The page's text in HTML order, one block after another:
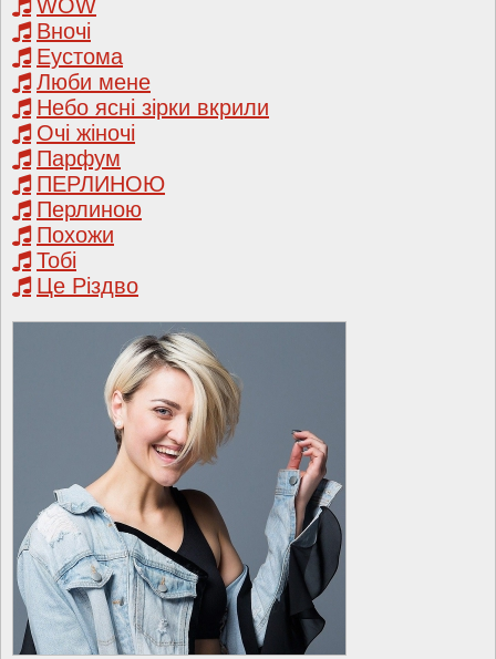
WOW
Вночі
Еустома
Люби мене
Небо ясні зірки вкрили
Очі жіночі
Парфум
ПЕРЛИНОЮ
Перлиною
Похожи
Тобі
Це Різдво